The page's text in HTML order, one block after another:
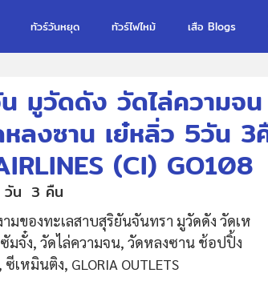
ทัวร์วันหยุด ทัวร์ไฟไหม้ เสือ Blogs
มูวัดดัง วัดไล่ความจ
ลงซาน เย๋หลิ่ว 5วัน 3
(CI) GO108
น 3 คืน
มของทะเลสาบสุริยันจันทรา มูวัดดัง วัดเห
มจั๋ง, วัดไล่ความจน, วัดหลงซาน ช้อปปิ้ง
เหมินติง, GLORIA OUTLETS